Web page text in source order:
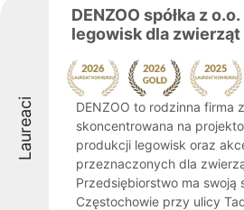
Laureaci
DENZOO spółka z
legowisk dla zwierząt
DENZOO to rodzinna firma
skoncentrowana na
produkcji legowisk oraz
przeznaczonych dla
Przedsiębiorstwo ma swoją
Częstochowie przy ulicy